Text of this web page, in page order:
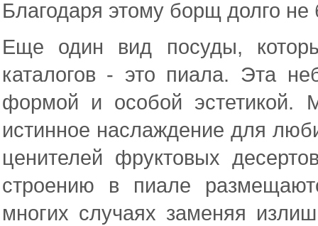
Благодаря этому борщ долго не
Еще один вид посуды,
каталогов - это пиала. Эта
формой и особой эстетикой.
истинное наслаждение для
ценителей фруктовых
строению в пиале
многих случаях заменяя